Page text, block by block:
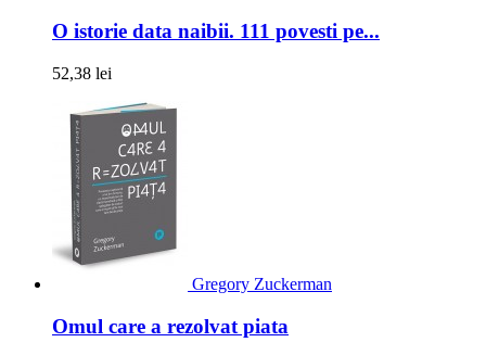
O istorie data naibii. 111 povesti pe...
52,38 lei
Gregory Zuckerman
Omul care a rezolvat piata